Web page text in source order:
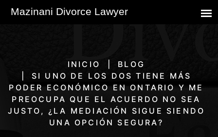
INICIO
BLOG
SI UNO DE LOS DOS TIENE MÁS
PODER ECONÓMICO EN ONTARIO Y ME
PREOCUPA QUE EL ACUERDO NO SEA
JUSTO, ¿LA MEDIACIÓN SIGUE SIENDO
UNA OPCIÓN SEGURA?